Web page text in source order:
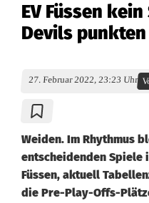
EV Füssen
Devils
27. Februar 2022, 23:23 Uhr
Weiden. Im Rhythmus
entscheidenden Spiele
Füssen, aktuell
die Pre-Play-Offs-